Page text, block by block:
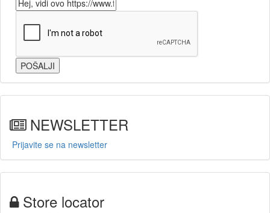
NEWSLETTER
Prijavite se na newsletter
Store locator